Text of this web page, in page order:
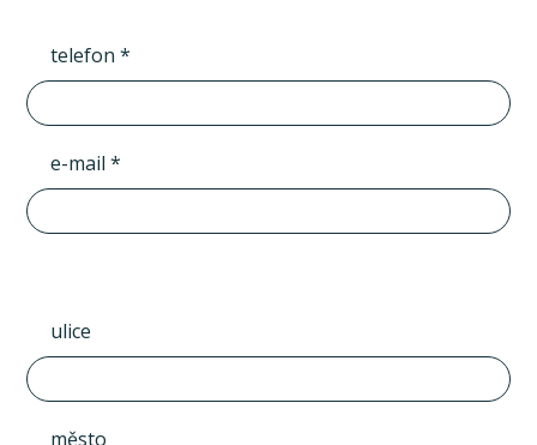
telefon *
e-mail *
ulice
město